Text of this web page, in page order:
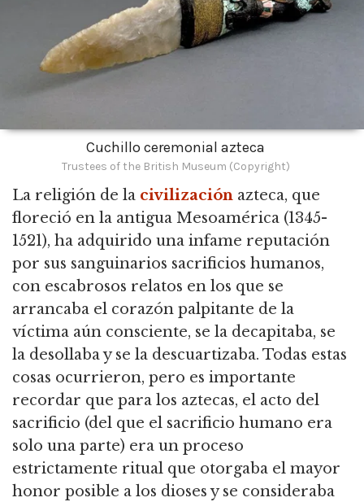
Cuchillo ceremonial azteca
Trustees of the British Museum (Copyright)
La religión de la civilización azteca, que
floreció en la antigua Mesoamérica (1345-
1521), ha adquirido una infame reputación
por sus sanguinarios sacrificios humanos,
con escabrosos relatos en los que se
arrancaba el corazón palpitante de la
víctima aún consciente, se la decapitaba, se
la desollaba y se la descuartizaba. Todas estas
cosas ocurrieron, pero es importante
recordar que para los aztecas, el acto del
sacrificio (del que el sacrificio humano era
solo una parte) era un proceso
estrictamente ritual que otorgaba el mayor
honor posible a los dioses y se consideraba